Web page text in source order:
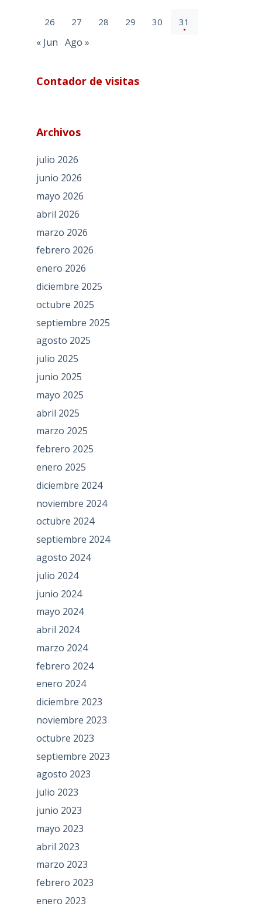
26 27 28 29 30 31
« Jun Ago »
Contador de visitas
Archivos
julio 2026
junio 2026
mayo 2026
abril 2026
marzo 2026
febrero 2026
enero 2026
diciembre 2025
octubre 2025
septiembre 2025
agosto 2025
julio 2025
junio 2025
mayo 2025
abril 2025
marzo 2025
febrero 2025
enero 2025
diciembre 2024
noviembre 2024
octubre 2024
septiembre 2024
agosto 2024
julio 2024
junio 2024
mayo 2024
abril 2024
marzo 2024
febrero 2024
enero 2024
diciembre 2023
noviembre 2023
octubre 2023
septiembre 2023
agosto 2023
julio 2023
junio 2023
mayo 2023
abril 2023
marzo 2023
febrero 2023
enero 2023